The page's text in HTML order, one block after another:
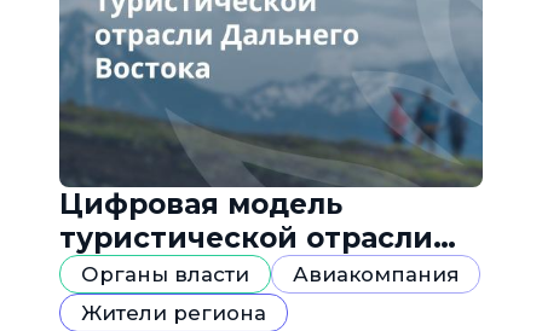
Цифровая модель
туристической отрасли
Дальнего Востока
Органы власти
Авиакомпания
Жители региона